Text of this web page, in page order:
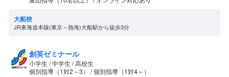
大船校
JR東海道本線(東京～熱海)大船駅から徒歩3分
創英ゼミナール
小学生 / 中学生 / 高校生
個別指導（1対2～3） / 個別指導（1対4～）